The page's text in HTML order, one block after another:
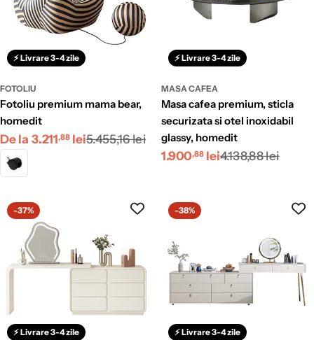
⚡ Livrare 3-4 zile
FOTOLIU
fotoliu premium mama bear,
homedit
Preț
redus
De la 3.211,88 lei
Preț
obișnuit
5.455,16 lei
⚡ Livrare 3-4 zile
MASA CAFEA
masa cafea premium, sticla
securizata si otel inoxidabil
glassy, homedit
Preț
1.900,88lei
Preț
4.138,88 lei
⚡ Livrare 3-4 zile
-37%
⚡ Livrare 3-4 zile
-38%